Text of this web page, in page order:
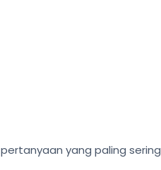
yang paling sering